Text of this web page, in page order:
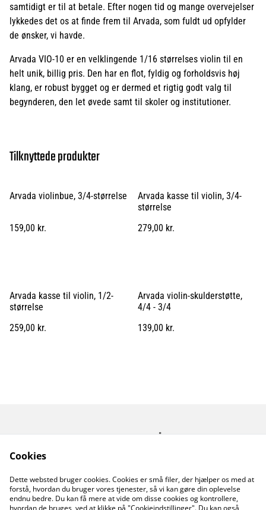
samtidigt er til at betale. Efter nogen tid og mange overvejelser
lykkedes det os at finde frem til Arvada, som fuldt ud opfylder
de ønsker, vi havde.
Arvada VIO-10 er en velklingende 1/16 størrelses violin til en
helt unik, billig pris. Den har en flot, fyldig og forholdsvis høj
klang, er robust bygget og er dermed et rigtig godt valg til
begynderen, den let øvede samt til skoler og institutioner.
Tilknyttede produkter
Arvada violinbue, 3/4-størrelse
159,00 kr.
Arvada kasse til violin, 3/4-
størrelse
279,00 kr.
Arvada kasse til violin, 1/2-
størrelse
259,00 kr.
Arvada violin-skulderstøtte,
4/4 - 3/4
139,00 kr.
Kontakt os
Åbningstider
Cookiepolitik
Cookies
Dette websted bruger cookies. Cookies er små filer, der hjælper os med at
forstå, hvordan du bruger vores tjenester, så vi kan gøre din oplevelse
endnu bedre. Du kan få mere at vide om disse cookies og kontrollere,
hvordan de bruges, ved at klikke på "Cookieindstillinger". Du kan også